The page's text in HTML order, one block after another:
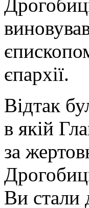
єпархії.
Відтак
в якій
за
Ви стали